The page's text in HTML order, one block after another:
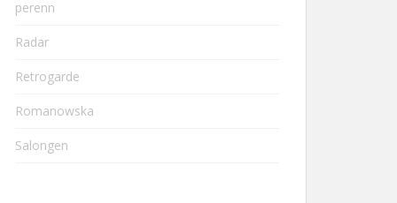
perenn
Radar
Retrogarde
Romanowska
Salongen